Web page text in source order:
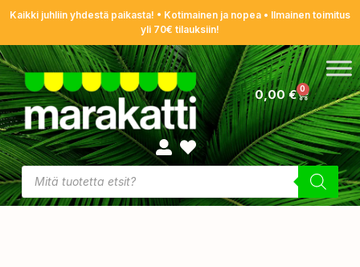
Kaikki juhliin yhdestä paikasta! • Kotimainen ja nopea • Ilmainen toimitus
yli 70€ tilauksiin!
0,00€ 0